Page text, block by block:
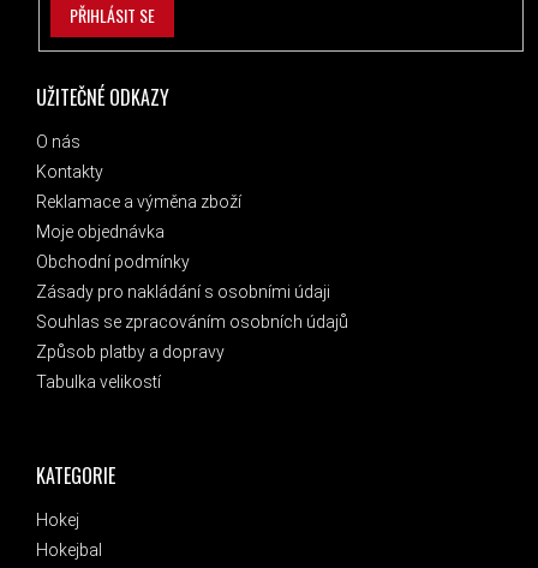
KATEGORIE
Hokej
Hokejbal
UŽITEČNÉ ODKAZY
O nás
Kontakty
Reklamace a výměna zboží
Moje objednávka
Obchodní podmínky
Zásady pro nakládání s osobními údaji
Souhlas se zpracováním osobních údajů
Způsob platby a dopravy
Tabulka velikostí
PŘIHLÁSIT SE